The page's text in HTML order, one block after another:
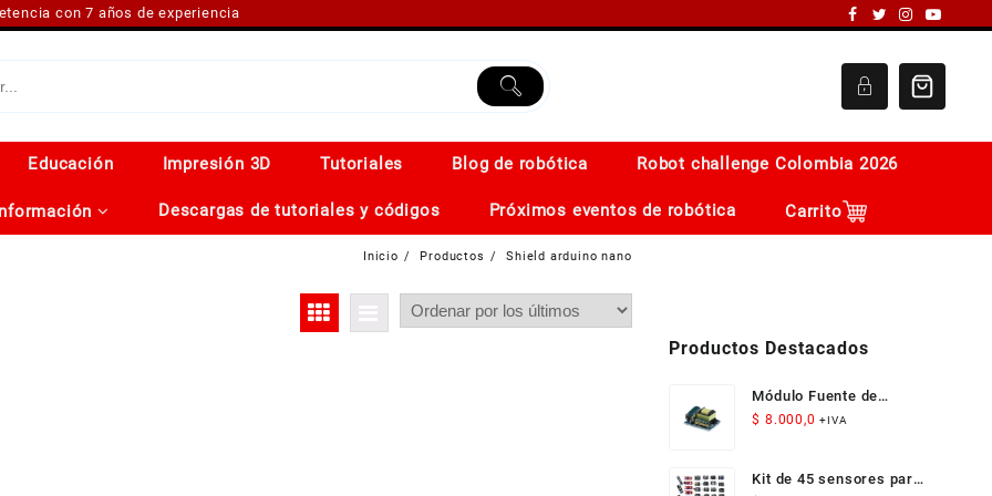
con 7 años de experiencia
Educación Impresión 3D Tutoriales Blog de robótica Robot challenge Colombia 2026
Descargas de tutoriales y códigos Próximos eventos de robótica Carrito
Inicio Productos Shield arduino nano
Productos Destacados
Módulo Fuente de
Alimentación Aislada
$ 8.000,0 +IVA
Kit de 45 sensores para